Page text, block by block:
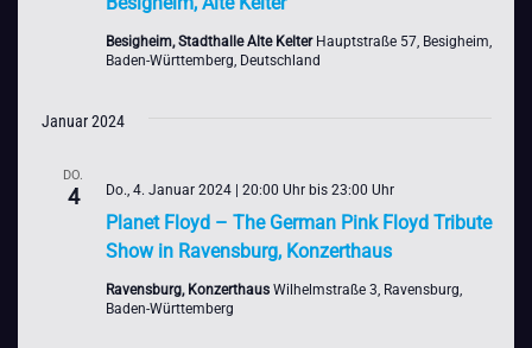
Besigheim, Stadthalle Alte Kelter Hauptstraße 57, Besigheim,
Baden-Württemberg, Deutschland
Januar 2024
DO.
4
Planet Floyd – The German Pink Floyd Tribute
Show in Ravensburg, Konzerthaus
Do., 4. Januar 2024 | 20:00 Uhrbis 23:00 Uhr
Ravensburg, Konzerthaus Wilhelmstraße 3, Ravensburg,
Baden-Württemberg